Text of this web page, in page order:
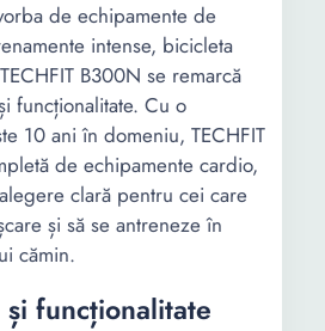
de echipamente de
intense, bicicleta
B300N se remarcă
funcționalitate. Cu o
10 ani în domeniu, TECHFIT
de echipamente cardio,
clară pentru cei care
și să se antreneze în
cămin.
funcționalitate